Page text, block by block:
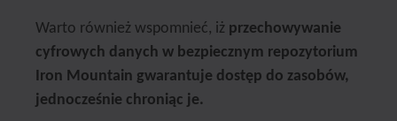
Warto również wspomnieć, iż przechowywanie
cyfrowych danych w bezpiecznym repozytorium
Iron Mountain gwarantuje dostęp do zasobów,
jednocześnie chroniąc je.